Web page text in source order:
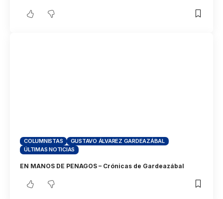
COLUMNISTAS
GUSTAVO ÁLVAREZ GARDEAZÁBAL
ÚLTIMAS NOTICIAS
EN MANOS DE PENAGOS – Crónicas de Gardeazábal